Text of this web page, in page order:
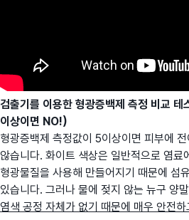
검출기를 이용한 형광증백제 측정 비교 테
이상이면 NO!)
형광증백제 측정값이 5이상이면 피부에
않습니다. 화이트 색상은 일반적으로 염료
형광물질을 사용해 만들어지기 때문에 섬
있습니다. 그러나 물에 젖지 않는 뉴구 양
염색 공정 자체가 없기 때문에 매우 안전